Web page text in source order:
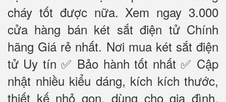
cháy tốt được nữa. Xem ngay 3.000
cửa hàng bán két sắt điện tử Chính
hãng Giá rẻ nhất. Nơi mua két sắt điện
tử Uy tín ✅ Bảo hành tốt nhất ✅ Cập
nhật nhiều kiểu dáng, kích kích thước,
thiết kế nhỏ gọn, dùng cho gia đình,